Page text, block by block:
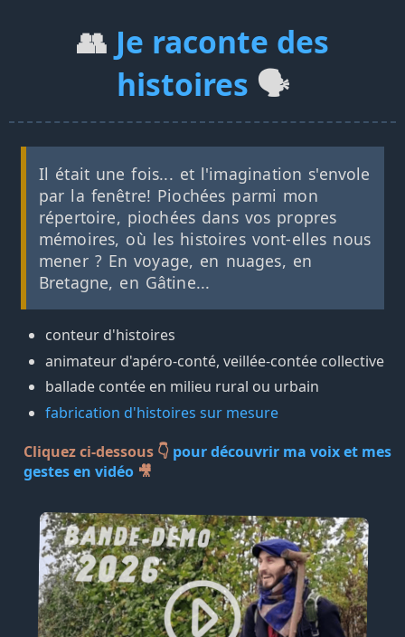
👥 Je raconte des
histoires 🗣️
Il était une fois... et l'imagination s'envole
par la fenêtre! Piochées parmi mon
répertoire, piochées dans vos propres
mémoires, où les histoires vont-elles nous
mener ? En voyage, en nuages, en
Bretagne, en Gâtine...
conteur d'histoires
animateur d'apéro-conté, veillée-contée collective
ballade contée en milieu rural ou urbain
fabrication d'histoires sur mesure
Cliquez ci-dessous 👇 pour découvrir ma voix et mes
gestes en vidéo 🎥